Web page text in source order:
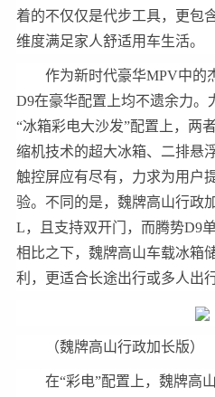
着的不仅仅是代步工具，更包
维度满足家人舒适用车生活。
作为新时代豪华MPV中的
D9在豪华配置上均不遗余力。
“冰箱彩电大沙发”配置上，两
缩机技术的超大冰箱、二排悬
触控屏应有尽有，力求为用户
验。不同的是，魏牌高山行政
L，且支持双开门，而腾势D9
相比之下，魏牌高山车载冰箱
利，更适合长途出行或多人出
（魏牌高山行政加长版）
在“彩电”配置上，魏牌高